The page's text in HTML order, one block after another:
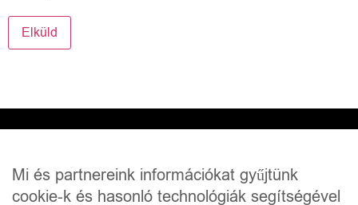
Munkatársaink
CÉGÜNKRŐL
Halottszallitas
HIVATALOS
Általános
KAPCSOLAT
Mi és partnereink információkat gyűjtünk
cookie-k és hasonló technológiák segítségével